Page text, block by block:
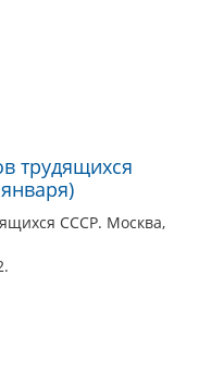
трудящихся
СССР. Москва,